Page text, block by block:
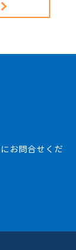
お問合せくだ